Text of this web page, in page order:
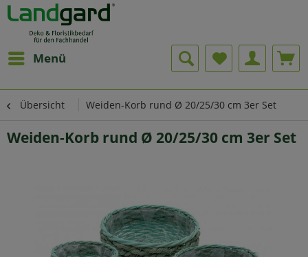
Menü
Übersicht Weiden-Korb rund Ø 20/25/30 cm 3er Set
Weiden-Korb rund Ø 20/25/30 cm 3er Set